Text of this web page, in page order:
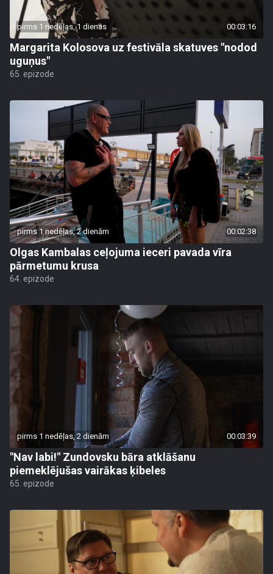
pirms 1 nedēļas, 1 dienas 00:03:16
Margarita Kolosova uz festivāla skatuves "nodod
uguņus"
65. epizode
pirms 1 nedēļas, 2 dienām 00:02:38
Olgas Kambalas ceļojuma ieceri pavada vīra
pārmetumu krusa
64. epizode
pirms 1 nedēļas, 2 dienām 00:03:39
"Nav labi!" Zundovsku bāra atklāšanu
piemeklējušas vairākas ķibeles
65. epizode